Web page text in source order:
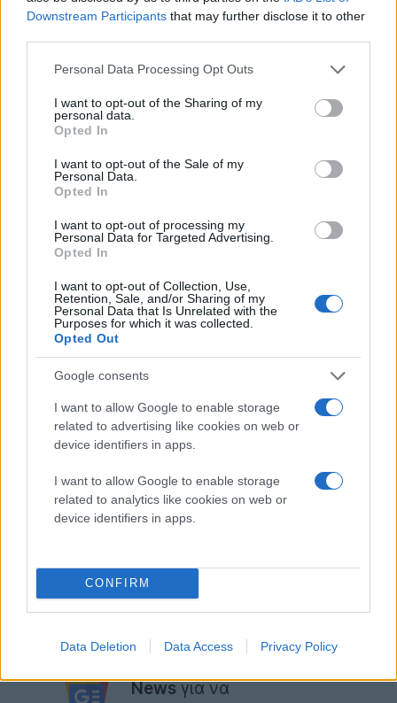
Downstream Participants that may further disclose it to other
Please note that this website/app uses one or more Google
not limited to your visit or usage behaviour. You may click to
grant or deny consent to Google and its third-party tags to
use your data for below specified purposes in below Google
consent section.
Personal Data Processing Opt Outs
I want to opt-out of the Sharing of my
personal data.
Opted In
I want to opt-out of the Sale of my
Personal Data.
Opted In
I want to opt-out of processing my
Personal Data for Targeted Advertising.
Opted In
I want to opt-out of Collection, Use,
Retention, Sale, and/or Sharing of my
Personal Data that Is Unrelated with the
Purposes for which it was collected.
Opted Out
Google consents
I want to allow Google to enable storage
related to advertising like cookies on web or
device identifiers in apps.
I want to allow Google to enable storage
related to analytics like cookies on web or
device identifiers in apps.
CONFIRM
Data Deletion Data Access Privacy Policy
Παρά το γεγονός ότι ήταν προπληρωμένο κινητό, η
άντρα (καθηλωμένος σε αναπηρικό καρότσι μάλιστα)
μέσω του καταστήματος από όπου είχε κάνει την
αγορά με την πιστωτική του κάρτα. Αφού βρέθηκαν
τα στοιχεία του, μετά από έρευνα που διεξήχθη στο
σπίτι του κατασχέθηκαν άλλα 14 κινητά τηλέφωνα,
έξι εκ των οποίων περιελάμβαναν 370 ακατάλληλες
φωτογραφίες παιδιών, ενώ από τις επαφές τους
βρέθηκαν όλα τα στοιχεία για άλλους 70 περίπου
παιδόφιλους.
Ο συγκεκριμένος "αφηρημένος" κατάφερε να γλιτώσει
εργασία.
DailyMail]
Ακολουθήστε το
Newsγια να